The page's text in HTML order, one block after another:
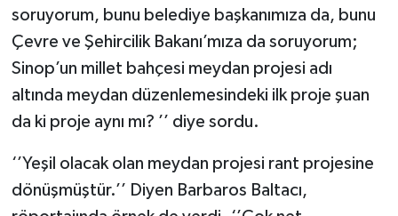
soruyorum, bunu belediye başkanımıza da, bunu
Çevre ve Şehircilik Bakanı’mıza da soruyorum;
Sinop’un millet bahçesi meydan projesi adı
altında meydan düzenlemesindeki ilk proje şuan
da ki proje aynı mı? ’’ diye sordu.
‘’Yeşil olacak olan meydan projesi rant projesine
dönüşmüştür.’’ Diyen Barbaros Baltacı,